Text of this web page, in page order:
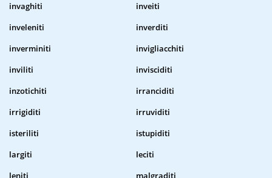
invaghiti
inveiti
inveleniti
inverditi
inverminiti
invigliacchiti
inviliti
invisciditi
inzotichiti
irranciditi
irrigiditi
irruviditi
isteriliti
istupiditi
largiti
leciti
leniti
malgraditi